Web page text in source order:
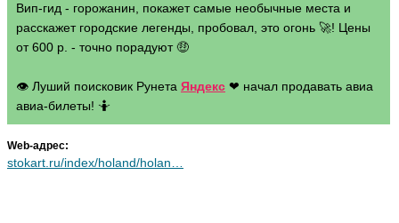
Вип-гид - горожанин, покажет самые необычные места и
расскажет городские легенды, пробовал, это огонь 🚀! Цены
от 600 р. - точно порадуют 🤑
👁 Луший поисковик Рунета Яндекс ❤ начал продавать авиа
авиа-билеты! 🤷
Web-адрес:
stokart.ru/index/holand/holan…